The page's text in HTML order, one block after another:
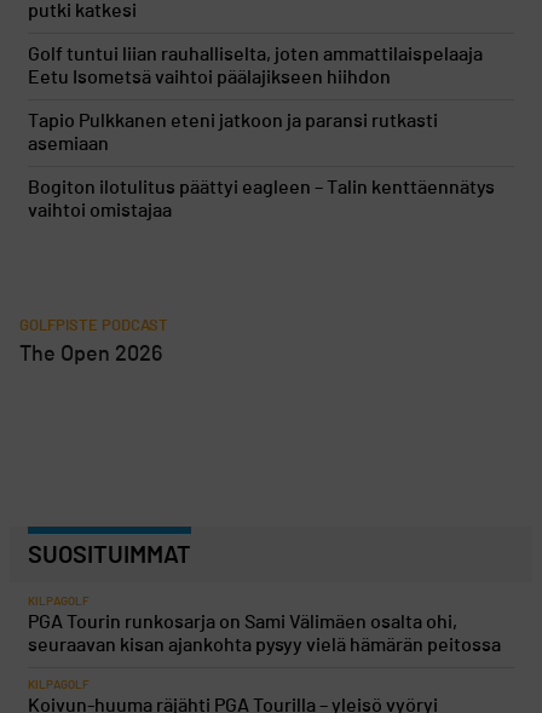
putki katkesi
Golf tuntui liian rauhalliselta, joten ammattilaispelaaja
Eetu Isometsä vaihtoi päälajikseen hiihdon
Tapio Pulkkanen eteni jatkoon ja paransi rutkasti
asemiaan
Bogiton ilotulitus päättyi eagleen – Talin kenttäennätys
vaihtoi omistajaa
GOLFPISTE PODCAST
The Open 2026
SUOSITUIMMAT
KILPAGOLF
PGA Tourin runkosarja on Sami Välimäen osalta ohi,
seuraavan kisan ajankohta pysyy vielä hämärän peitossa
KILPAGOLF
Koivun-huuma räjähti PGA Tourilla – yleisö vyöryi